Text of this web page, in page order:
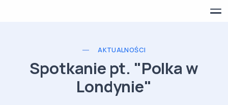
AKTUALNOŚCI
Spotkanie pt. "Polka w
Londynie"